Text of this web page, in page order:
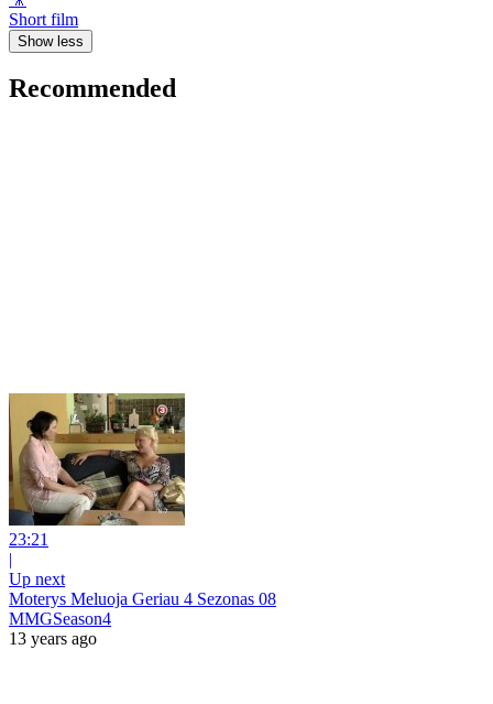
Short film
Show less
Recommended
23:21
|
Up next
Moterys Meluoja Geriau 4 Sezonas 08
MMGSeason4
13 years ago